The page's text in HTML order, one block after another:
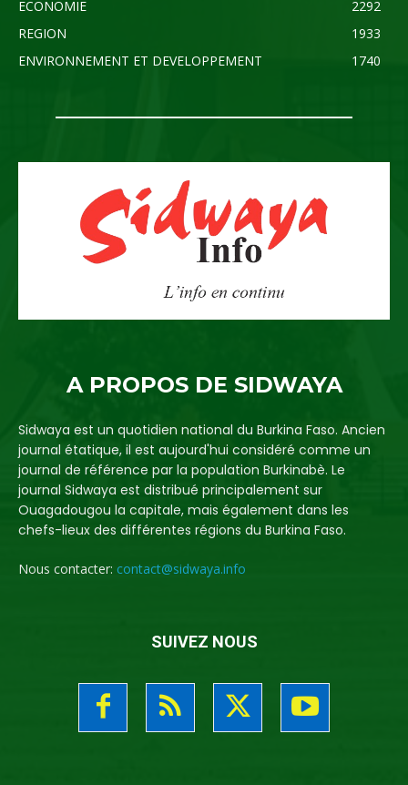
ECONOMIE
2292
REGION
1933
ENVIRONNEMENT ET DEVELOPPEMENT
1740
A PROPOS DE SIDWAYA
Sidwaya est un quotidien national du Burkina Faso. Ancien
journal étatique, il est aujourd'hui considéré comme un
journal de référence par la population Burkinabè. Le
journal Sidwaya est distribué principalement sur
Ouagadougou la capitale, mais également dans les
chefs-lieux des différentes régions du Burkina Faso.
Nous contacter: contact@sidwaya.info
SUIVEZ NOUS